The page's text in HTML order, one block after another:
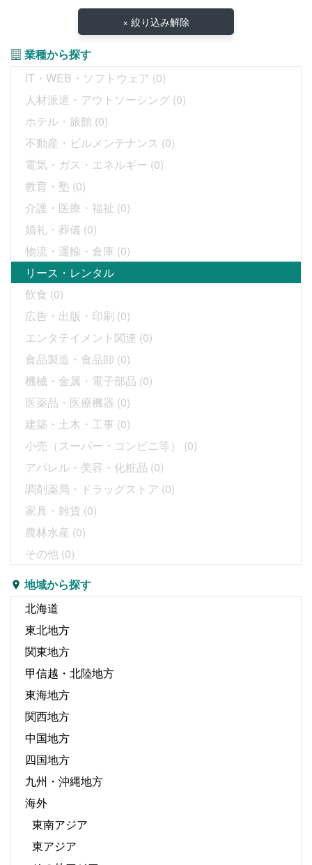
× 絞り込み解除
業種から探す
IT・WEB・ソフトウェア (0)
人材派遣・アウトソーシング (0)
ホテル・旅館 (0)
不動産・ビルメンテナンス (0)
電気・ガス・エネルギー (0)
教育・塾 (0)
介護・医療・福祉 (0)
婚礼・葬儀 (0)
物流・運輸・倉庫 (0)
リース・レンタル
飲食 (0)
広告・出版・印刷 (0)
エンタテイメント関連 (0)
食品製造・食品卸 (0)
機械・金属・電子部品 (0)
医薬品・医療機器 (0)
建築・土木・工事 (0)
小売（スーパー・コンビニ等）
(0)
アパレル・美容・化粧品 (0)
調剤薬局・ドラッグストア (0)
家具・雑貨 (0)
農林水産 (0)
その他 (0)
地域から探す
北海道
東北地方
関東地方
甲信越・北陸地方
東海地方
関西地方
中国地方
四国地方
九州・沖縄地方
海外
東南アジア
東アジア